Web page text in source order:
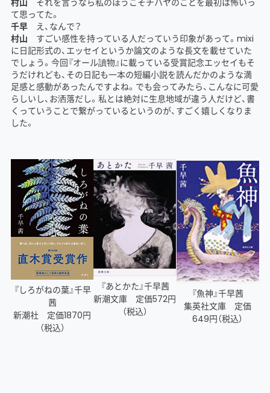
村山 それを言うなら私のほうこそチハヤのことを最初は怖いっ
て思ってた。
千早え、なんで？
村山 すごい感性を持っている人だっていう印象があって。mixi
に日記形式の、エッセイというか論文のような長文を載せていた
でしょう。今回『オール讀物』に載っている受賞記念エッセイもそ
うだけれども、その日記も一本の短編小説を読んだかのような満
足感と感動があったんですよね。でも会ってみたら、こんなに可愛
らしいし、お洒落だし。私とは絶対に生息地域が違う人だけど、書
くっていうことで繋がっているというのが、すごく嬉しくなりま
した。
『しろがねの葉』千早
茜
新潮社 定価1870円
（税込）
『あとかた』千早茜
新潮文庫 定価572円
（税込）
『魚神』千早茜
集英社文庫 定価
649円（税込）